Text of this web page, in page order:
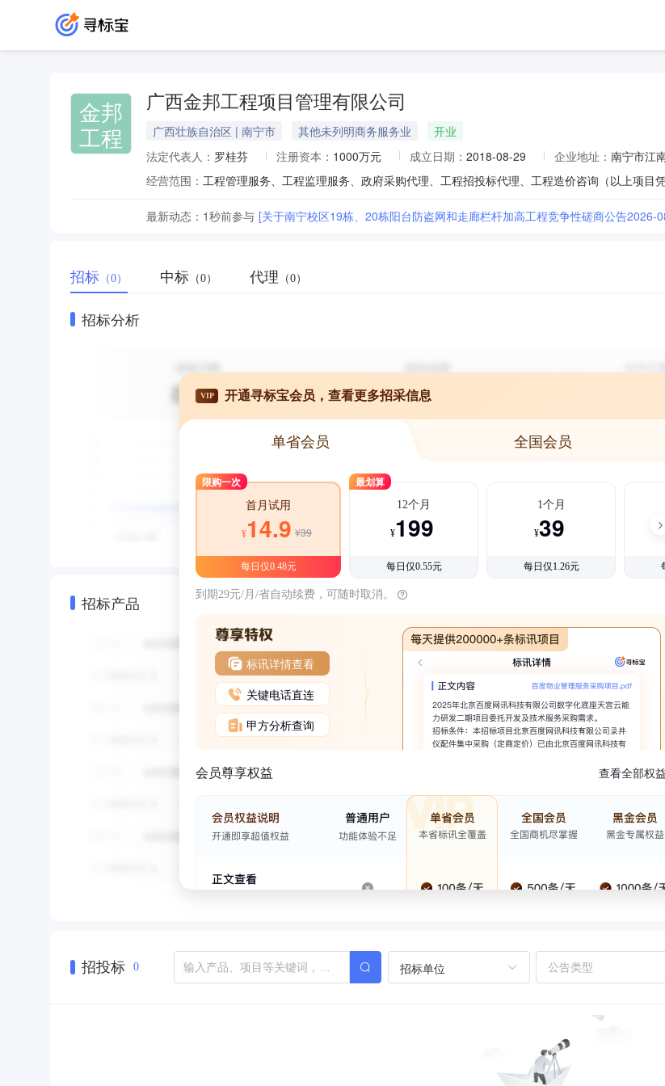
金邦
工程
广西金邦工程项目管理有限公司
广西壮族自治区 | 南宁市 其他未列明商务服务业
开业
法定代表人： 罗桂芬 注册资本： 1000万元 成立日期： 2018-08-29 企业地址： 南宁市江
经营范围：
最新动态： 1秒前参与
招标 （0） 中标 （0） 代理 （0）
招标分析
招标产品
VIP 开通寻标宝会员，查看更多招采信息
单省会员 全国会员
限购一次
首月试用
¥14.9 ¥39
每日仅0.48元
最划算
12个月
¥199
每日仅0.55元
1个月
¥39
每日仅1.26元
到期29元/月/省自动续费，可随时取消。
标讯详情查看
关键电话直连
甲方分析查询
会员尊享权益 查看全部权益
招投标 0 招标单位